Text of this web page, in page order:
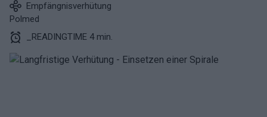
Empfängnisverhütung
Polmed
_READINGTIME 4 min.